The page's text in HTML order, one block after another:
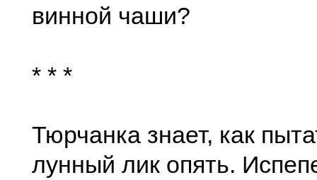
винной чаши?
* * *
Тюрчанка знает, как
лунный лик опять.